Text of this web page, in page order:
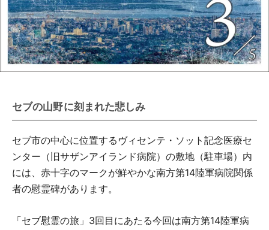
セブの山野に刻まれた悲しみ
セブ市の中心に位置するヴィセンテ・ソット記念医療セ
ンター（旧サザンアイランド病院）の敷地（駐車場）内
には、赤十字のマークが鮮やかな南方第14陸軍病院関係
者の慰霊碑があります。
「セブ慰霊の旅」3回目にあたる今回は南方第14陸軍病